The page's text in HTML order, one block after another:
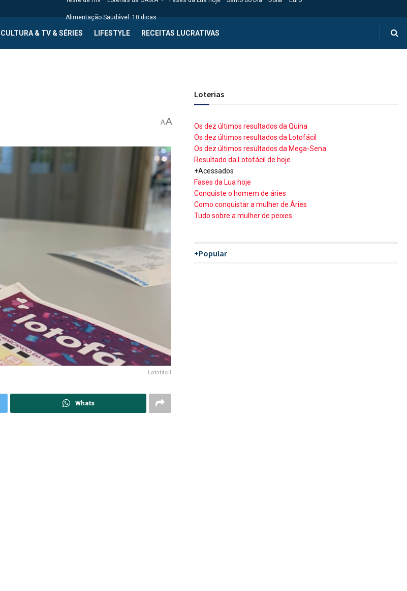
Alimentação Saudável: 10 dicas
CULTURA & TV & SÉRIES LIFESTYLE RECEITAS LUCRATIVAS
AA
Lotofácil
Whats
Loterias
Os dez últimos resultados da Quina
Os dez últimos resultados da Lotofácil
Os dez últimos resultados da Mega-Sena
Resultado da Lotofácil de hoje
+Acessados
Fases da Lua hoje
Conquiste o homem de áries
Como conquistar a mulher de Áries
Tudo sobre a mulher de peixes
+Popular